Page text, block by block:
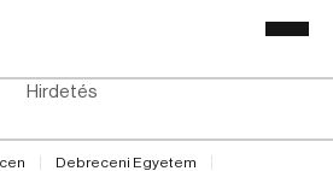
Hirdetés
Debreceni Egyetem